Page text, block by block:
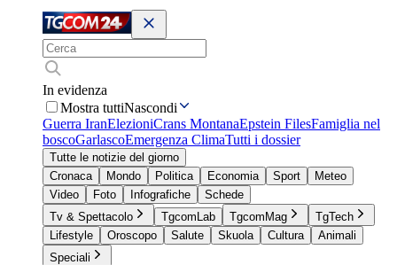
In evidenza
Mostra tuttiNascondi
Guerra IranElezioniCrans MontanaEpstein FilesFamiglia nel
boscoGarlascoEmergenza ClimaTutti i dossier
Tutte le notizie del giorno
Cronaca
Mondo Politica Economia Sport
Meteo
Video
Foto Infografiche
Schede
Tv & Spettacolo
TgcomLab TgcomMag
TgTech
Lifestyle
Oroscopo Salute Skuola Cultura
Animali
Speciali